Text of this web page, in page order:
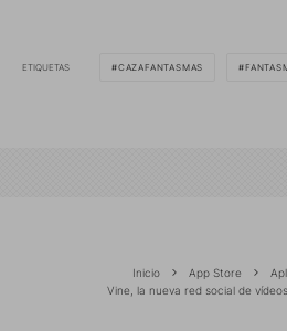
ETIQUETAS CAZAFANTASMAS
Inicio App Store
Vine, la nueva red social de